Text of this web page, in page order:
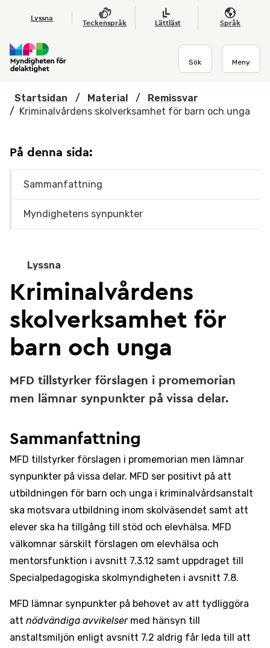
Hoppa till huvudmenyn
Lyssna
Teckenspråk Lättläst Språk
Sök Meny
Startsidan / Material /
Remissvar
/ Kriminalvårdens skolverksamhet för barn och unga
Lyssna
Kriminalvårdens
skolverksamhet för
barn och unga
MFD tillstyrker förslagen i promemorian
men lämnar synpunkter på vissa delar.
Sammanfattning
MFD tillstyrker förslagen i promemorian men lämnar
synpunkter på vissa delar. MFD ser positivt på att
utbildningen för barn och unga i kriminalvårdsanstalt
ska motsvara utbildning inom skolväsendet samt att
elever ska ha tillgång till stöd och elevhälsa. MFD
välkomnar särskilt förslagen om elevhälsa och
mentorsfunktion i avsnitt 7.3.12 samt uppdraget till
Specialpedagogiska skolmyndigheten i avsnitt 7.8.
MFD lämnar synpunkter på behovet av att tydliggöra
att nödvändiga avvikelser med hänsyn till
anstaltsmiljön enligt avsnitt 7.2 aldrig får leda till att
På denna sida:
Sammanfattning
Myndighetens synpunkter